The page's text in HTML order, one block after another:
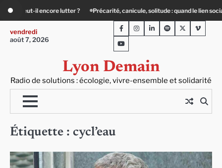
content
? Précarité, canicule, solitude : quand le lien social devient essentiel «
vendredi
août 7, 2026
Lyon Demain
Radio de solutions : écologie, vivre-ensemble et solidarité
FacebookInstagram
LinkedInSpotifyTwitterViméo
Youtube
Étiquette : cycl’eau